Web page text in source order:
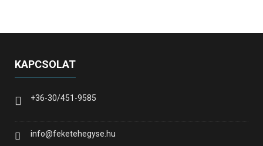
KAPCSOLAT
+36-30/451-9585
info@feketehegyse.hu